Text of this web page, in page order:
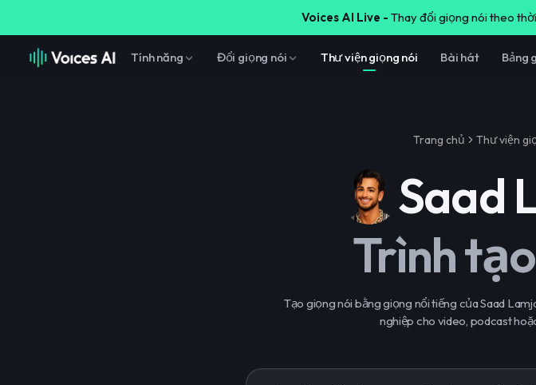
Voices AI Live - Thay đổi giọng nói theo
Tính năng Đổi giọng nói Thư viện giọng nói Bài hát Bảng
Trang chủ Thư viện
Saad
Trình
Tạo giọng nói bằng giọng nổi tiếng của Saad
nghiệp cho video, podcast